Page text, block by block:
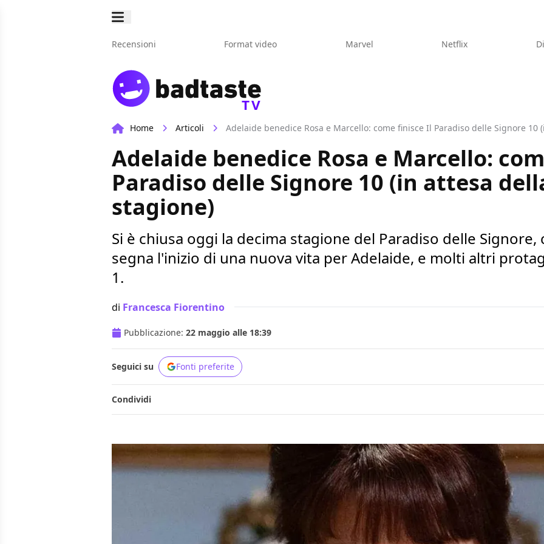
Recensioni Format video Marvel Netflix
TV
Home Articoli Adelaide benedice Rosa e Marcello: come finisce Il Paradiso delle Signore 10
Adelaide benedice Rosa e Marcello:
Paradiso delle Signore 10 (in attesa
stagione)
Si è chiusa oggi la decima stagione del Paradiso delle
segna l'inizio di una nuova vita per Adelaide, e molti altri
1.
di Francesca Fiorentino
Pubblicazione: 22 maggio alle 18:39
Seguici su Fonti preferite
Condividi